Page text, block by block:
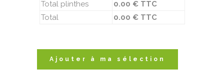
Total plinthes
0.00 € TTC
Total
0.00 € TTC
Ajouter à ma sélection